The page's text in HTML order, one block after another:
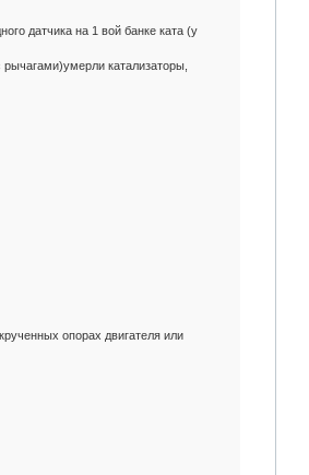
датчика на 1 вой банке ката (у
катализаторы,
опорах двигателя или